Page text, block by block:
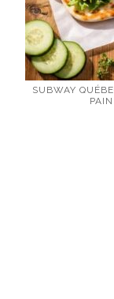
SUBWAY